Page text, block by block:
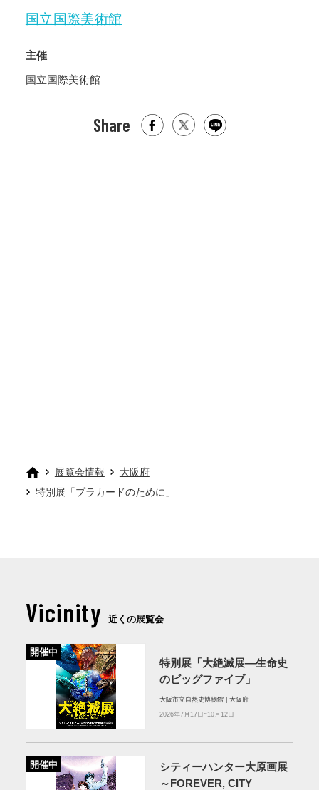
国立国際美術館
主催
国立国際美術館
Share
展覧会情報
大阪府
特別展「プラカードのために」
Vicinity 近くの展覧会
開催中
特別展「大絶滅展―生命史
のビッグファイブ」
大阪市立自然史博物館 | 大阪府
2026年7月17日~10月12日
開催中
シティーハンター大原画展
～FOREVER, CITY